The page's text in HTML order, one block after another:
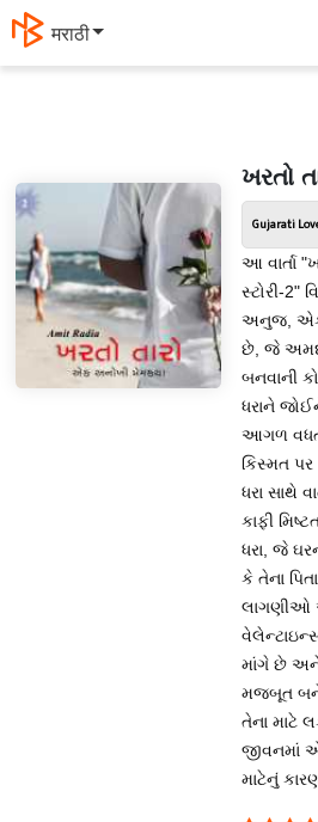
मराठी
ખરતો
Gujarati
આ વાર્તા
સ્ટોરી-2"
અનુજ, એક
છે, જે
બનવાની
ધરાને
આગળ
કિસ્મત પર
ધરા સાથે
કાફી
ધરા, જે
કે તેના
લાગણીઓ
માંગે છે અને
મજબૂત
તેના માટે
જીવનમાં
માટેનું